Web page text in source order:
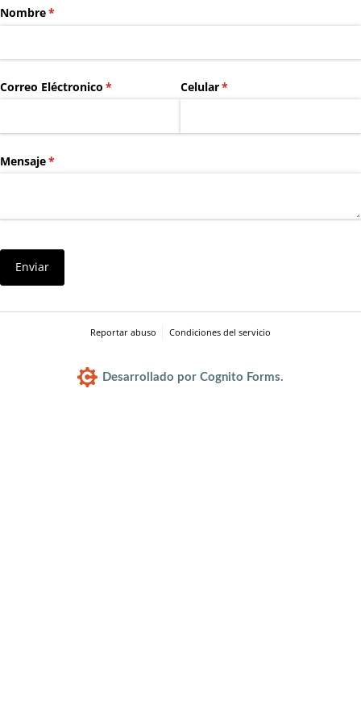
Nombre*
(necesario)
Correo Eléctronico *
(necesario) Celular*
(necesario)
Mensaje*
(necesario)
Enviar
Reportar abuso Condiciones del servicio
Desarrollado por Cognito Forms.